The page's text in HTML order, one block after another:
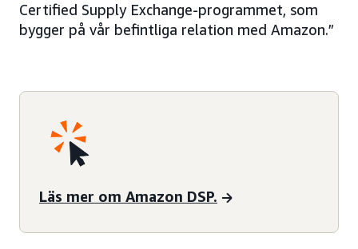
Certified Supply Exchange-programmet, som
bygger på vår befintliga relation med Amazon.”
Läs mer om Amazon DSP.